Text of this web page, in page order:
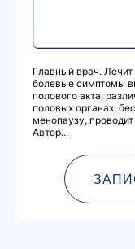
Главный врач.
болевые симптомы
полового акта,
половых органах,
менопаузу,
Автор...